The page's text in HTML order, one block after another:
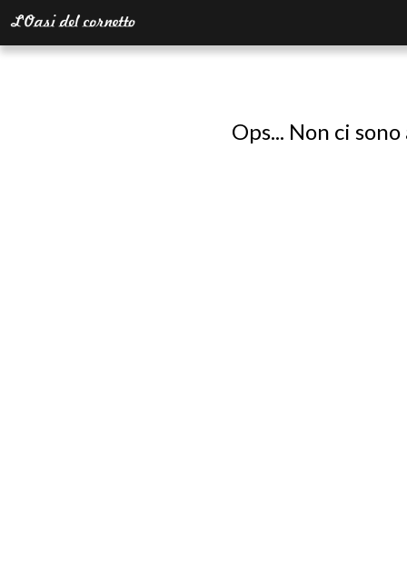
Ops... Non ci